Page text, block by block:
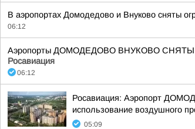
В аэропортах Домодедово и Внуково сняты
06:12
Аэропорты ДОМОДЕДОВО ВНУКОВО СНЯТЫ
Росавиация
06:12
Росавиация: Аэропорт
использование воздушного
05:09